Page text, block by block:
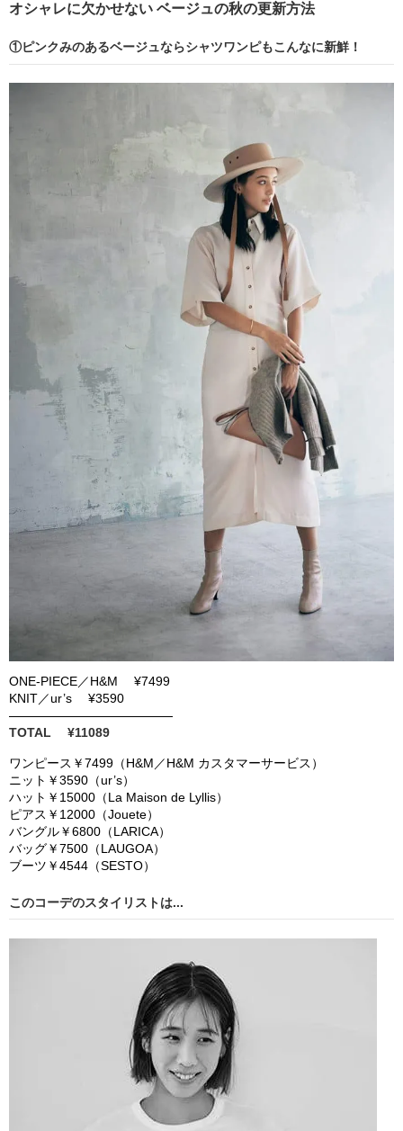
オシャレに欠かせない ベージュの秋の更新方法
①ピンクみのあるベージュならシャツワンピもこんなに新鮮！
ONE-PIECE／ H&M ¥7499
KNIT／ur’s ¥3590
TOTAL ¥11089
ワンピース￥ 7499 （ H&M ／ H&M カスタマーサービス）
ニット￥ 3590 （ur’s）
ハット￥ 15000 （ La Maison de Lyllis）
ピアス￥ 12000 （Jouete）
バングル￥ 6800 （ LARICA）
バッ グ￥ 7500 （ LAUGOA）
ブーツ￥ 4544 （SESTO）
このコーデのスタイリストは...